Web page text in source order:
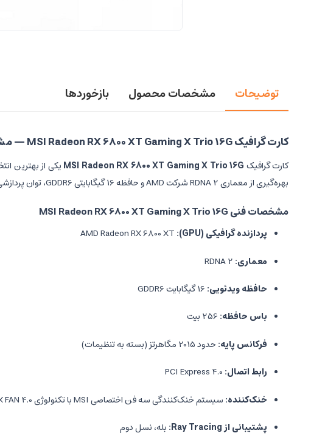
توضیحات مشخصات محصول بازخوردها
کارت گرافیک MSI Radeon RX 6800 XT Gaming X Trio 16G — مشخصات و ویژگی‌ها
کارت گرافیک MSI Radeon RX 6800 XT Gaming X Trio 16G یکی از بهترین
بهره‌گیری از معماری RDNA 2 شرکت AMD و حافظه 16 گیگابایتی GDDR6، توان پردازشی بسیار قدرتمندی را ارائه می‌دهد که می‌تواند بازی‌های روز و نرم‌افزارهای گرافیکی سنگین را با کیفیت بالا اجرا کند.
مشخصات فنی MSI Radeon RX 6800 XT Gaming X Trio 16G
پردازنده گرافیکی (GPU):
معماری:
حافظه ویدئویی:
باس حافظه:
فرکانس پایه: حدود 2015 مگاهرتز (بسته به تنظیمات)
رابط اتصال:
خنک‌کننده: سیستم خنک‌کنندگی سه فن اختصاصی MSI با تکنولوژی TORX FAN 4.0
پشتیبانی از Ray Tracing:
بله، نسل دوم